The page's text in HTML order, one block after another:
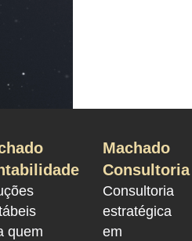
quem
Machado
Consultoria
Consultoria
estratégica
em